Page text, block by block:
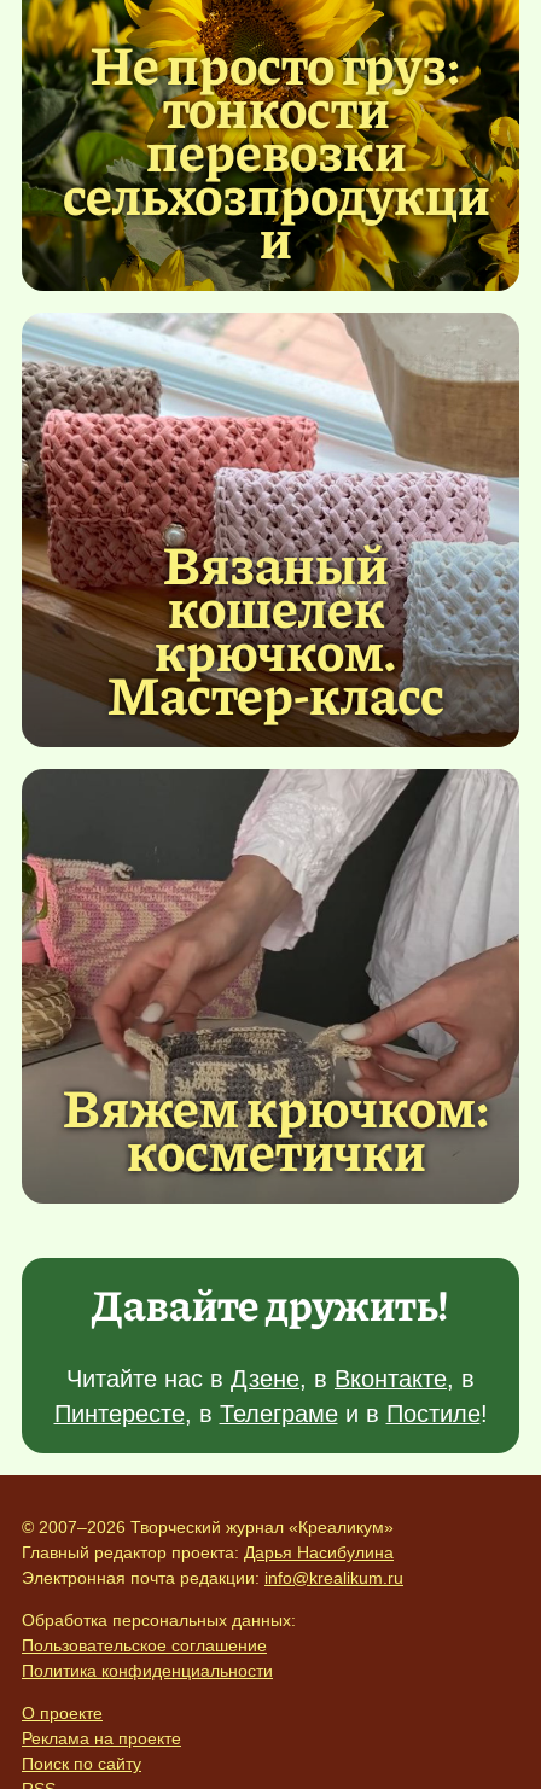
Не просто груз:
тонкости
перевозки
сельхозпродукци
и
Вязаный
кошелек
крючком.
Мастер-класс
Вяжем крючком:
косметички
Давайте дружить!
Читайте нас в Дзене, в Вконтакте, в
Пинтересте, в Телеграмеи в Постиле!
© 2007–2026 Творческий журнал «Креаликум»
Главный редактор проекта: Дарья Насибулина
Электронная почта редакции: info@krealikum.ru
Обработка персональных данных:
Пользовательское соглашение
Политика конфиденциальности
О проекте
Реклама на проекте
Поиск по сайту